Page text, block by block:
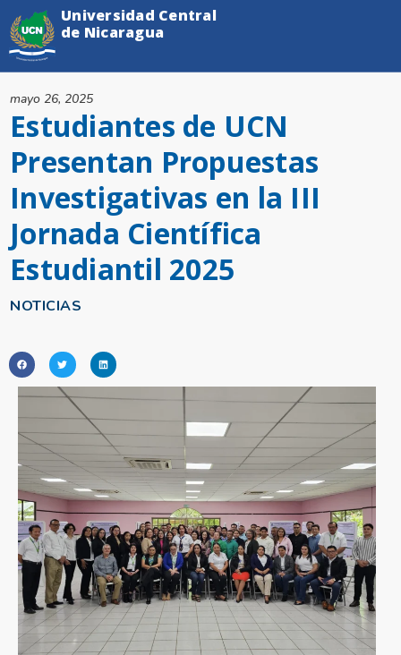
NOTICIAS
Estudiantes de UCN
Presentan Propuestas
Investigativas en la III
Jornada Científica
Estudiantil 2025
mayo 26, 2025
Universidad Central
de Nicaragua